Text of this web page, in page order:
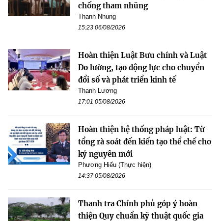
chống tham nhũng
Thanh Nhung
15:23 06/08/2026
Hoàn thiện Luật Bưu chính và Luật
Đo lường, tạo động lực cho chuyển
đổi số và phát triển kinh tế
Thanh Lương
17:01 05/08/2026
Hoàn thiện hệ thống pháp luật: Từ
tổng rà soát đến kiến tạo thể chế cho
kỷ nguyên mới
Phương Hiếu (Thực hiện)
14:37 05/08/2026
Thanh tra Chính phủ góp ý hoàn
thiện Quy chuẩn kỹ thuật quốc gia